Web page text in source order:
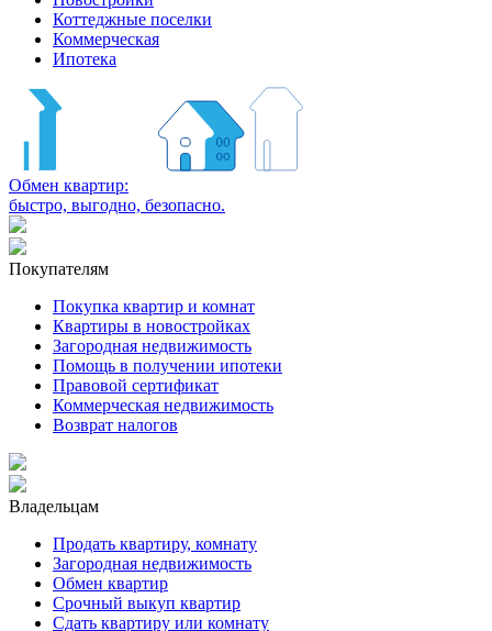
Коттеджные поселки
Коммерческая
Ипотека
Обмен квартир:
быстро, выгодно, безопасно.
Покупателям
Покупка квартир и комнат
Квартиры в новостройках
Загородная недвижимость
Помощь в получении ипотеки
Правовой сертификат
Коммерческая недвижимость
Возврат налогов
Владельцам
Продать квартиру, комнату
Загородная недвижимость
Обмен квартир
Срочный выкуп квартир
Сдать квартиру или комнату